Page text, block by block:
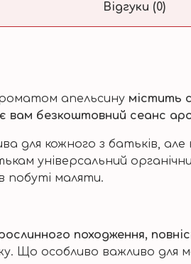
Відгуки (0)
апельсину містить
вам безкоштовний сеанс
для кожного з батьків,
універсальний
побуті маляти.
походження,
Що особливо важливо для